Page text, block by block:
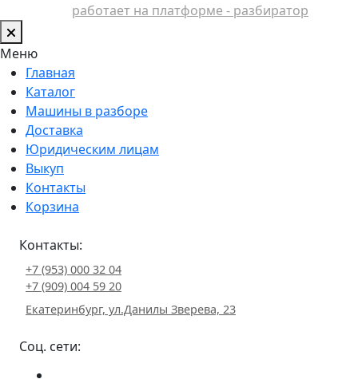
работает на платформе - разбиратор
Меню
Главная
Каталог
Машины в разборе
Доставка
Юридическим лицам
Выкуп
Контакты
Корзина
Контакты:
+7 (953) 000 32 04
+7 (909) 004 59 20
Екатеринбург, ул.Данилы Зверева, 23
Соц. сети: